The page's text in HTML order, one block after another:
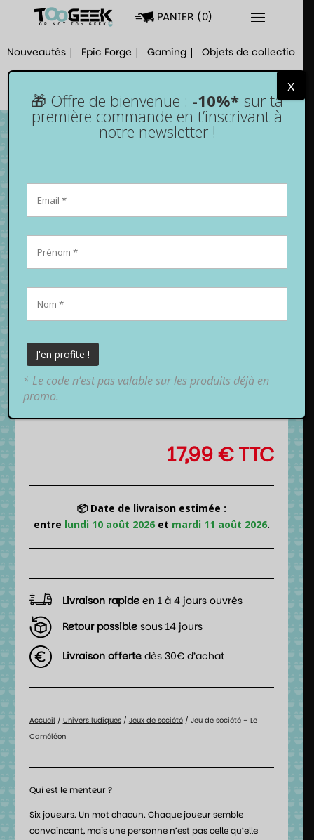
PANIER (0)
Nouveautés Epic Forge Gaming Objets de collection
17,99€TTC
📦 Date de livraison estimée :
entre lundi 10 août 2026 et mardi 11 août 2026.
Livraison rapide en 1 à 4 jours ouvrés
Retour possible sous 14 jours
Livraison offerte dès 30€ d’achat
Accueil/ Univers ludiques/ Jeux de société/ Jeu de société – Le
Caméléon
Qui est le menteur ?
Six joueurs. Un mot chacun. Chaque joueur semble
convaincant, mais une personne n’est pas celle qu’elle
🎁 Offre de bienvenue : -10%* sur ta
première commande en t’inscrivant à
notre newsletter !
* Le code n’est pas valable sur les produits déjà en
promo.
x